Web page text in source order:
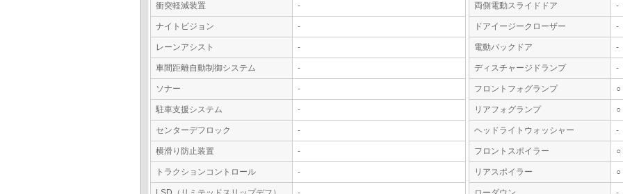
衝突軽減装置 -
ナイトビジョン -
レーンアシスト -
車間距離自動制御システム -
ソナー -
駐車支援システム -
センターデフロック -
横滑り防止装置 -
トラクションコントロール -
両側電動スライドドア -
ドアイージークローザー -
電動バックドア -
ディスチャージドランプ -
フロントフォグランプ ○
リアフォグランプ ○
ヘッドライトウォッシャー -
フロントスポイラー ○
リアスポイラー ○